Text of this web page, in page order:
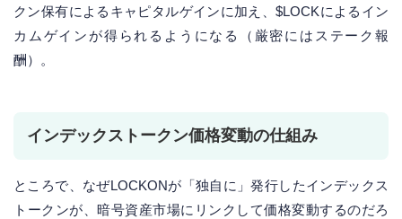
クン保有によるキャピタルゲインに加え、$LOCKによるイン
カムゲインが得られるようになる（厳密にはステーク報
酬）。
インデックストークン価格変動の仕組み
ところで、なぜLOCKONが「独自に」発行したインデックス
トークンが、暗号資産市場にリンクして価格変動するのだろ